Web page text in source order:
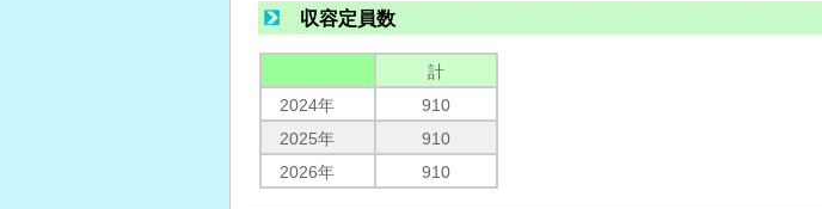
収容定員数
計
2024年
910
2025年
910
2026年
910